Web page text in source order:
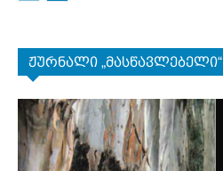
ჟურნალი „მასწავლებელი“